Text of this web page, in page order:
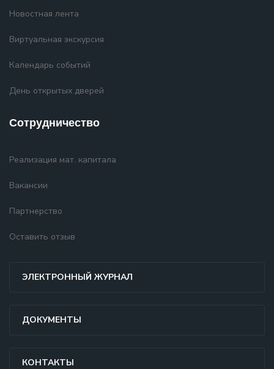
Новостная лента
Виртуальная экскурсия
Календарь событий
День открытых дверей
Сотрудничество
Реализация мат. капитала
Вакансии
Партнерство
Оставить отзыв
ЭЛЕКТРОННЫЙ ЖУРНАЛ
ДОКУМЕНТЫ
КОНТАКТЫ